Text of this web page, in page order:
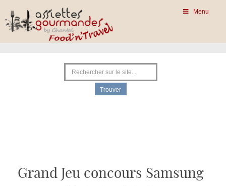
Menu
Grand Jeu concours Samsung